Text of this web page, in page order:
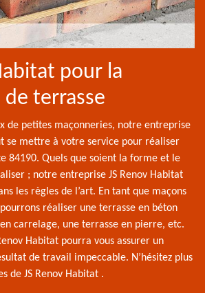
pour la
terrasse
de petites maçonneries, notre entreprise
se mettre à votre service pour réaliser
84190. Quels que soient la forme et le
; notre entreprise JS Renov Habitat
les règles de l’art. En tant que maçons
réaliser une terrasse en béton
carrelage, une terrasse en pierre, etc.
Habitat pourra vous assurer un
de travail impeccable. N’hésitez plus
de JS Renov Habitat .